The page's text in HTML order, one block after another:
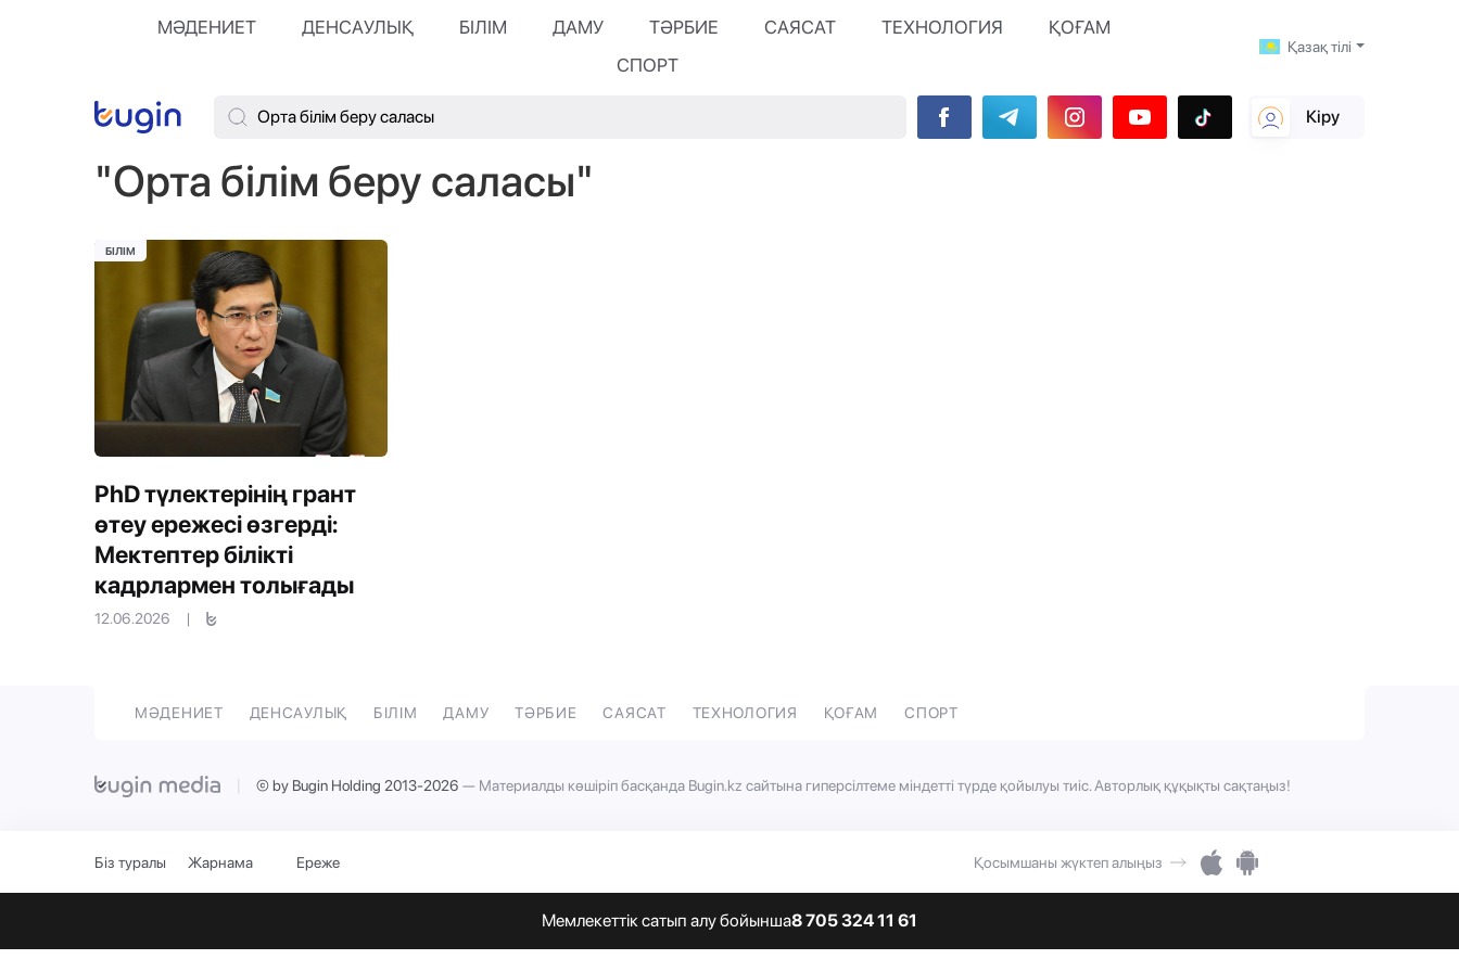
МӘДЕНИЕТ ДЕНСАУЛЫҚ БІЛІМ ДАМУ ТӘРБИЕ САЯСАТ ТЕХНОЛОГИЯ
ҚОҒАМ
СПОРТ
Қазақ тілі
Кіру
"Орта білім беру саласы"
PhD түлектерінің грант
өтеу ережесі өзгерді:
Мектептер білікті
кадрлармен толығады
12.06.2026 |
БІЛІМ
МӘДЕНИЕТ ДЕНСАУЛЫҚ БІЛІМ ДАМУ ТӘРБИЕ САЯСАТ ТЕХНОЛОГИЯ ҚОҒАМ СПОРТ
| © by Bugin Holding 2013-2026 — Материалды көшіріп басқанда Bugin.kz сайтына гиперсілтеме міндетті түрде қойылуы тиіс. Авторлық құқықты сақтаңыз!
Біз туралы Жарнама Ереже Қосымшаны жүктеп алыңыз
Мемлекеттік сатып алу бойынша8 705 324 11 61